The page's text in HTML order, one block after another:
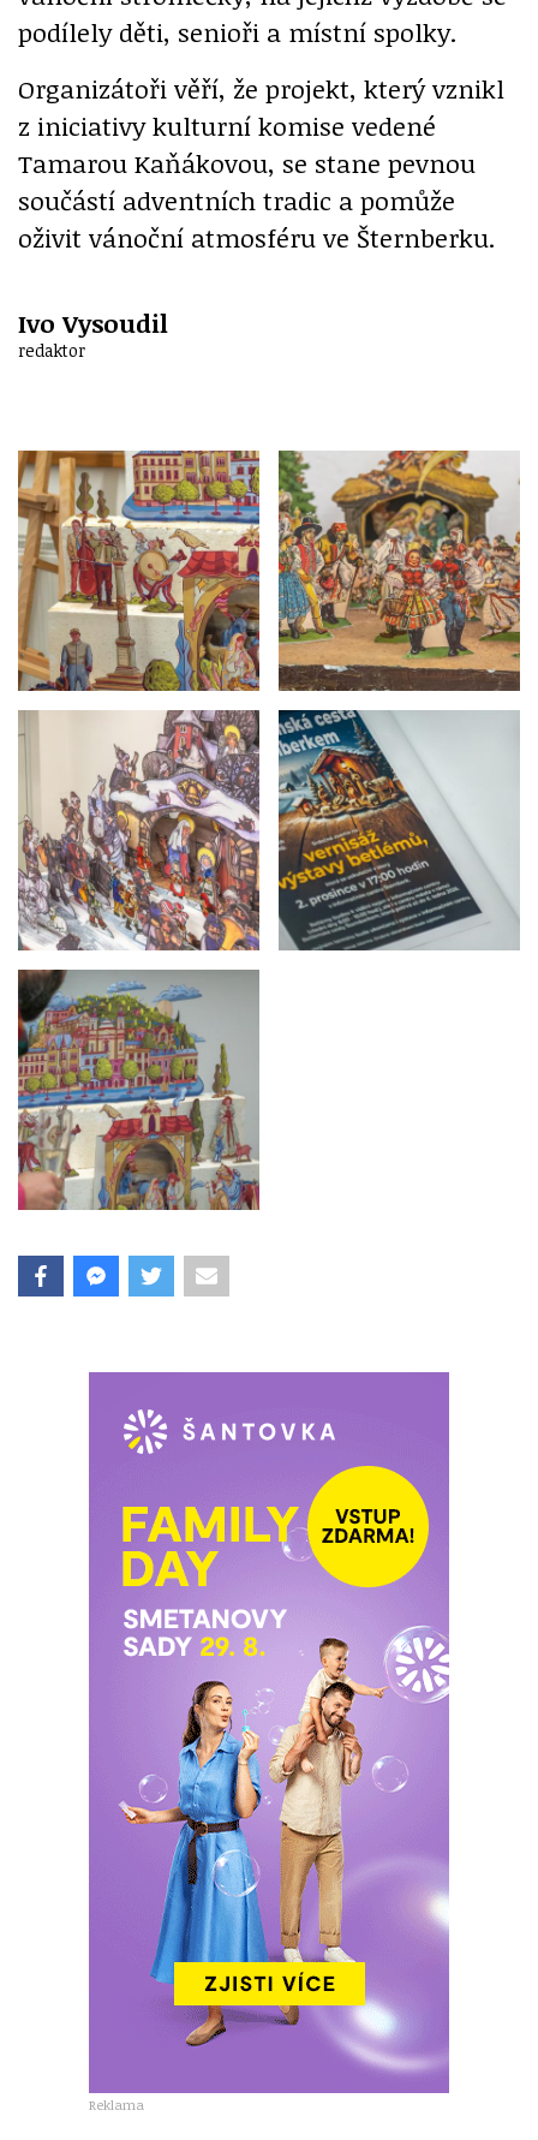
podílely děti, senioři a místní spolky.
Organizátoři věří, že projekt, který vznikl
z iniciativy kulturní komise vedené
Tamarou Kaňákovou, se stane pevnou
součástí adventních tradic a pomůže
oživit vánoční atmosféru ve Šternberku.
Ivo Vysoudil
redaktor
Reklama